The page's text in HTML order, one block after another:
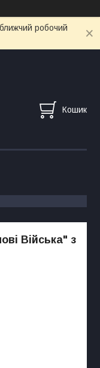
робочий
Кошик
Війська" з